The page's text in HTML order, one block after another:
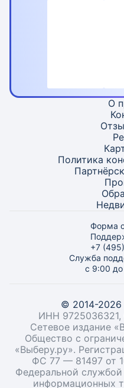
О
Политика
Форма
+7
Служба
с 9:00
© 2014-
ИНН
Сетевое издание
Общество с
«Выберу.ру».
ФС 77 — 81497 от
Федеральной
информационных